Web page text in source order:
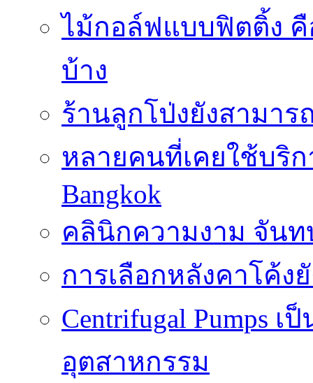
ไม้กอล์ฟแบบฟิตติ้ง คื
บ้าง
ร้านลูกโป่งยังสามา
หลายคนที่เคยใช้บริกา
Bangkok
คลินิกความงาม จันท
การเลือกหลังคาโค้
Centrifugal Pumps
อุตสาหกรรม